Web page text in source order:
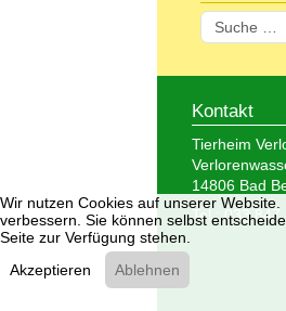
Suchen
Kontakt
Tierheim
14806 Bad
Tel.: 033 847
Wir nutzen Cookies auf unserer
verbessern. Sie können selbst
Seite zur Verfügung stehen.
Akzeptieren
Ablehnen